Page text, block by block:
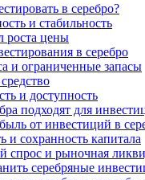
в серебро?
и стабильность
роста цены
в серебро
и ограниченные запасы
и доступность
подходят для
от инвестиций в
и сохранность капитала
и рыночная
серебряные